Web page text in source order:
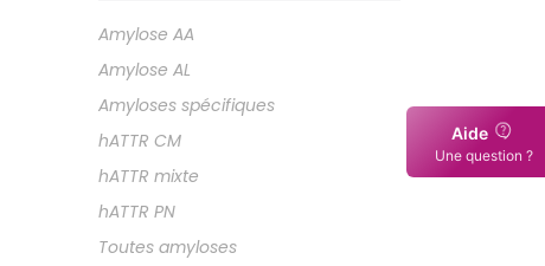
Amylose AA
Amylose AL
Amyloses spécifiques
hATTR CM
hATTR mixte
hATTR PN
Toutes amyloses
Aide
Une question ?